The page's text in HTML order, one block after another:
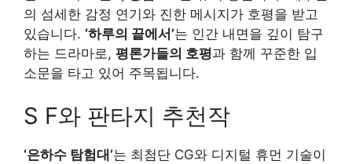
의 섬세한 감정 연기와 진한 메시지가 호평을 받고
있습니다. ‘하루의 끝에서’는 인간 내면을 깊이 탐구
하는 드라마로, 평론가들의 호평과 함께 꾸준한 입
소문을 타고 있어 주목됩니다.
S F와 판타지 추천작
‘은하수 탐험대’는 최첨단 CG와 디지털 휴먼 기술이